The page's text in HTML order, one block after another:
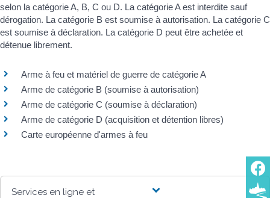
selon la catégorie A, B, C ou D. La catégorie A est interdite sauf
dérogation. La catégorie B est soumise à autorisation. La catégorie C
est soumise à déclaration. La catégorie D peut être achetée et
détenue librement.
Arme à feu et matériel de guerre de catégorie A
Arme de catégorie B (soumise à autorisation)
Arme de catégorie C (soumise à déclaration)
Arme de catégorie D (acquisition et détention libres)
Carte européenne d'armes à feu
Services en ligne et